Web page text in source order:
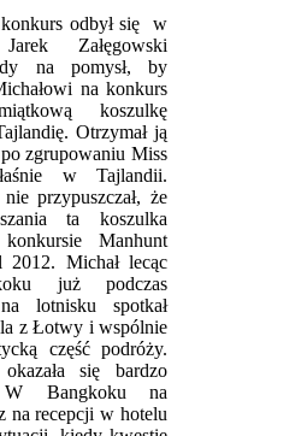
odbył się w
Załęgowski
na pomysł, by
na konkurs
koszulkę
Otrzymał ją
zgrupowaniu Miss
w Tajlandii.
przypuszczał, że
ta koszulka
Manhunt
2012. Michał lecąc
już podczas
lotnisku spotkał
z Łotwy i wspólnie
część podróży.
się bardzo
W Bangkoku na
na recepcji w hotelu